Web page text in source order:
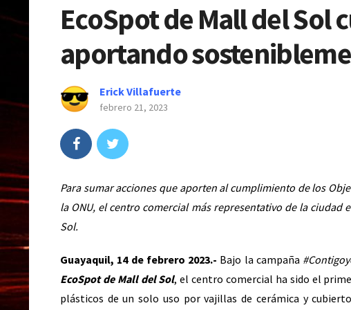
EcoSpot de Mall del Sol
aportando
Erick Villafuerte
febrero 21, 2023
Para sumar acciones que aporten al cumplimiento de los
la ONU, el centro comercial más representativo de la ciudad
Sol.
Guayaquil, 14 de febrero 2023.- Bajo la campaña
EcoSpot de Mall del Sol, el centro comercial ha sido el
plásticos de un solo uso por vajillas de cerámica y